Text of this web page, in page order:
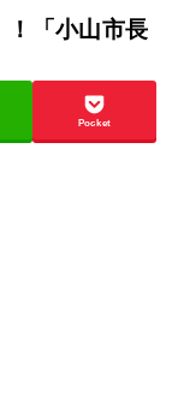
！「小山市長
Pocket